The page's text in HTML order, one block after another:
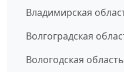
Владимирская
Волгоградская
Вологодская область